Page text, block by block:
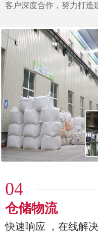
客户深度合作，努力打造
04
仓储物流
快速响应 ，在线解